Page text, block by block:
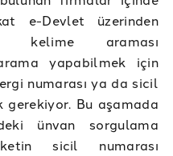
e-Devlet üzerinden
kelime araması
yapabilmek için
numarası ya da sicil
gerekiyor. Bu aşamada
ünvan sorgulama
sicil numarası